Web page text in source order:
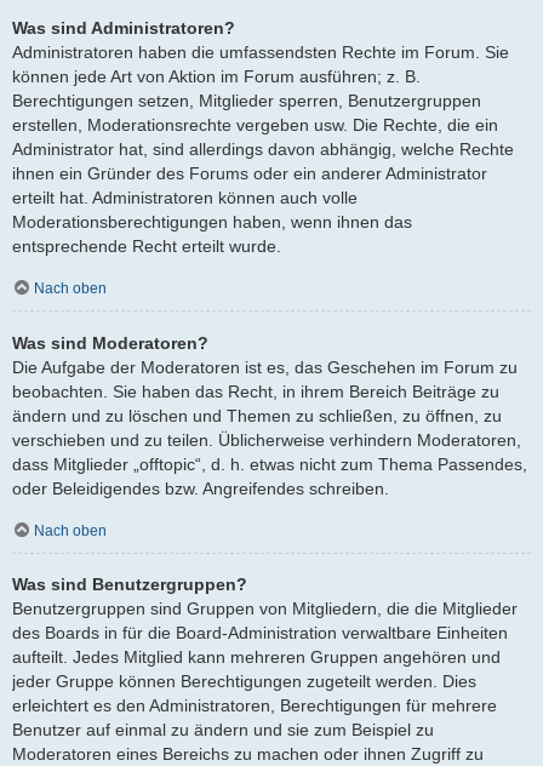
Was sind Administratoren?
Administratoren haben die umfassendsten Rechte im Forum. Sie
können jede Art von Aktion im Forum ausführen; z. B.
Berechtigungen setzen, Mitglieder sperren, Benutzergruppen
erstellen, Moderationsrechte vergeben usw. Die Rechte, die ein
Administrator hat, sind allerdings davon abhängig, welche Rechte
ihnen ein Gründer des Forums oder ein anderer Administrator
erteilt hat. Administratoren können auch volle
Moderationsberechtigungen haben, wenn ihnen das
entsprechende Recht erteilt wurde.
Nach oben
Was sind Moderatoren?
Die Aufgabe der Moderatoren ist es, das Geschehen im Forum zu
beobachten. Sie haben das Recht, in ihrem Bereich Beiträge zu
ändern und zu löschen und Themen zu schließen, zu öffnen, zu
verschieben und zu teilen. Üblicherweise verhindern Moderatoren,
dass Mitglieder „offtopic“, d. h. etwas nicht zum Thema Passendes,
oder Beleidigendes bzw. Angreifendes schreiben.
Nach oben
Was sind Benutzergruppen?
Benutzergruppen sind Gruppen von Mitgliedern, die die Mitglieder
des Boards in für die Board-Administration verwaltbare Einheiten
aufteilt. Jedes Mitglied kann mehreren Gruppen angehören und
jeder Gruppe können Berechtigungen zugeteilt werden. Dies
erleichtert es den Administratoren, Berechtigungen für mehrere
Benutzer auf einmal zu ändern und sie zum Beispiel zu
Moderatoren eines Bereichs zu machen oder ihnen Zugriff zu